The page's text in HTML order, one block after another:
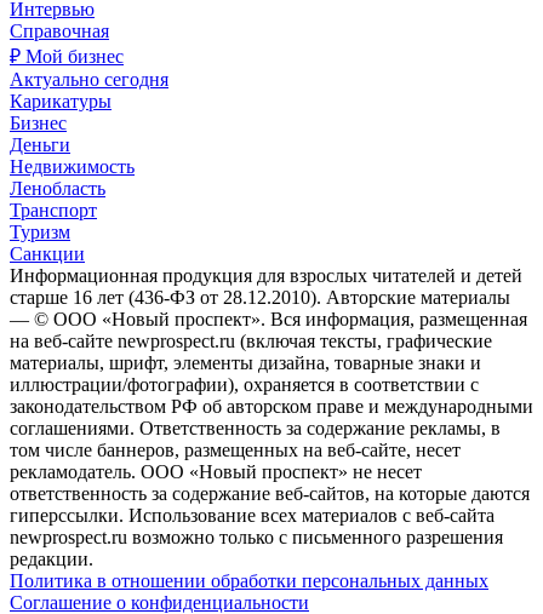
Интервью
Справочная
₽ Мой бизнес
Актуально сегодня
Карикатуры
Бизнес
Деньги
Недвижимость
Ленобласть
Транспорт
Туризм
Санкции
Информационная продукция для взрослых читателей и детей
старше 16 лет (436-ФЗ от 28.12.2010). Авторские материалы
— © ООО «Новый проспект». Вся информация, размещенная
на веб-сайте newprospect.ru (включая тексты, графические
материалы, шрифт, элементы дизайна, товарные знаки и
иллюстрации/фотографии), охраняется в соответствии с
законодательством РФ об авторском праве и международными
соглашениями. Ответственность за содержание рекламы, в
том числе баннеров, размещенных на веб-сайте, несет
рекламодатель. ООО «Новый проспект» не несет
ответственность за содержание веб-сайтов, на которые даются
гиперссылки. Использование всех материалов с веб-сайта
newprospect.ru возможно только с письменного разрешения
редакции.
Политика в отношении обработки персональных данных
Соглашение о конфиденциальности